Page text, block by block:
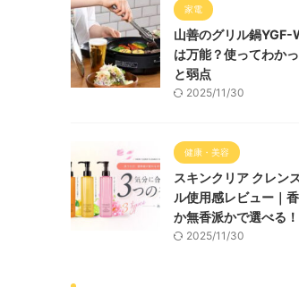
家電
山善のグリル鍋YGF-
は万能？使ってわか
と弱点
2025/11/30
健康・美容
スキンクリア クレン
ル使用感レビュー｜
か無香派かで選べる！
2025/11/30